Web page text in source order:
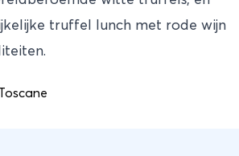
truffel lunch met rode wijn